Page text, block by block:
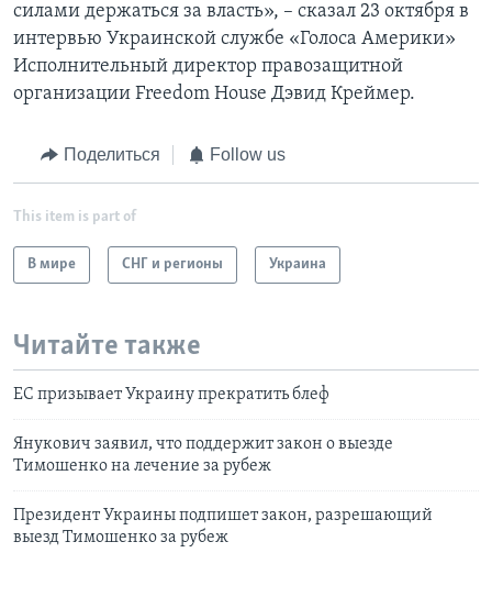
силами держаться за власть», – сказал 23 октября в
интервью Украинской службе «Голоса Америки»
Исполнительный директор правозащитной
организации Freedom House Дэвид Креймер.
Поделиться Follow us
This item is part of
В мире СНГ и регионы Украина
Читайте также
ЕС призывает Украину прекратить блеф
Янукович заявил, что поддержит закон о выезде
Тимошенко на лечение за рубеж
Президент Украины подпишет закон, разрешающий
выезд Тимошенко за рубеж